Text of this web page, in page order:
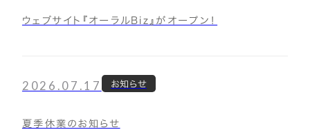
ウェブサイト『オーラルBiz』がオープン！
2026.07.17 お知らせ
夏季休業のお知らせ